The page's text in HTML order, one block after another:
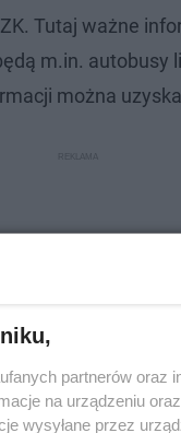
Tutaj ważne
m.in. autobusy
można
partnerów oraz
na urządzeniu
wysyłane przez